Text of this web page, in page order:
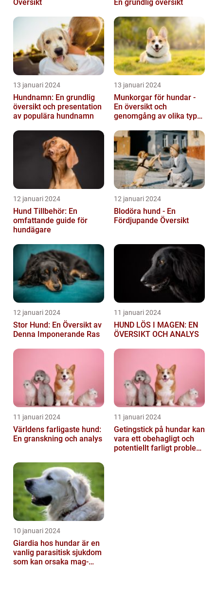
Översikt En grundlig översikt
13 januari 2024
Hundnamn: En grundlig
översikt och presentation
av populära hundnamn
13 januari 2024
Munkorgar för hundar -
En översikt och
genomgång av olika typer
och nackde...
12 januari 2024
Hund Tillbehör: En
omfattande guide för
hundägare
12 januari 2024
Blodöra hund - En
Fördjupande Översikt
12 januari 2024
Stor Hund: En Översikt av
Denna Imponerande Ras
11 januari 2024
HUND LÖS I MAGEN: EN
ÖVERSIKT OCH ANALYS
11 januari 2024
Världens farligaste hund:
En granskning och analys
11 januari 2024
Getingstick på hundar kan
vara ett obehagligt och
potentiellt farligt problem
10 januari 2024
Giardia hos hundar är en
vanlig parasitisk sjukdom
som kan orsaka mag-